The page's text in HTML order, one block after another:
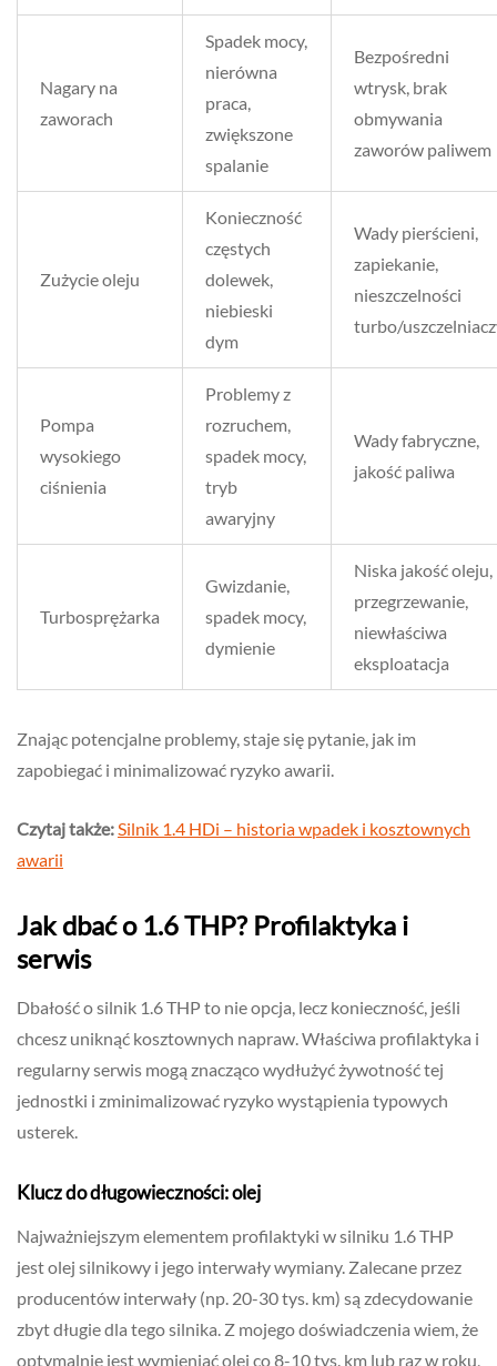
Nagary na
zaworach
Spadek mocy,
nierówna
praca,
zwiększone
spalanie
Bezpośredni
wtrysk, brak
obmywania
zaworów paliwem
Zużycie oleju
Konieczność
częstych
dolewek,
niebieski
dym
Wady pierścieni,
zapiekanie,
nieszczelności
turbo/
Pompa
wysokiego
ciśnienia
Problemy z
rozruchem,
spadek mocy,
tryb
awaryjny
Wady fabryczne,
jakość paliwa
Turbosprężarka
Gwizdanie,
spadek mocy,
dymienie
Niska jakość oleju,
przegrzewanie,
niewłaściwa
eksploatacja
Znając potencjalne problemy, staje się pytanie, jak im
zapobiegać i minimalizować ryzyko awarii.
Czytaj także: Silnik 1.4 HDi – historia wpadek i kosztownych
awarii
Jak dbać o 1.6 THP? Profilaktyka i
serwis
Dbałość o silnik 1.6 THP to nie opcja, lecz konieczność, jeśli
chcesz uniknąć kosztownych napraw. Właściwa profilaktyka i
regularny serwis mogą znacząco wydłużyć żywotność tej
jednostki i zminimalizować ryzyko wystąpienia typowych
usterek.
Klucz do długowieczności: olej
Najważniejszym elementem profilaktyki w silniku 1.6 THP
jest olej silnikowy i jego interwały wymiany. Zalecane przez
producentów interwały (np. 20-30 tys. km) są zdecydowanie
zbyt długie dla tego silnika. Z mojego doświadczenia wiem, że
optymalnie jest wymieniać olej co 8-10 tys. km lub raz w roku,